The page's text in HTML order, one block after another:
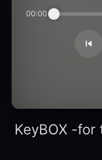
00:00
KeyBOX -